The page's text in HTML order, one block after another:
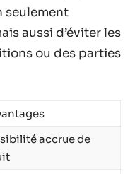
seulement
aussi d’éviter les
ou des parties
accrue de